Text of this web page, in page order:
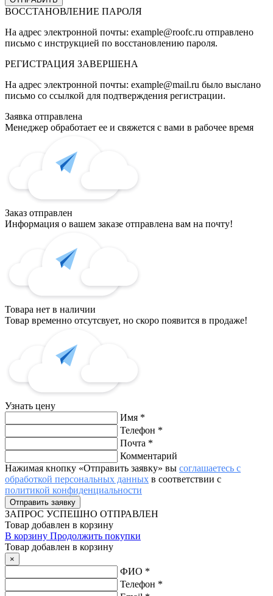
ВОССТАНОВЛЕНИЕ ПАРОЛЯ
На адрес электронной почты: example@roofc.ru отправлено
письмо с инструкцией по восстановлению пароля.
РЕГИСТРАЦИЯ ЗАВЕРШЕНА
На адрес электронной почты: example@mail.ru было выслано
письмо со ссылкой для подтверждения регистрации.
Заявка отправлена
Менеджер обработает ее и свяжется с вами в рабочее время
Заказ отправлен
Информация о вашем заказе отправлена вам на почту!
Товара нет в наличии
Товар временно отсутсвует, но скоро появится в продаже!
Узнать цену
Имя *
Телефон *
Почта *
Комментарий
Нажимая кнопку «Отправить заявку» вы соглашаетесь с
обработкой персональных данных в соответствии с
политикой конфиденциальности
ЗАПРОС УСПЕШНО ОТПРАВЛЕН
Товар добавлен в корзину
В корзину Продолжить покупки
Товар добавлен в корзину
×
ФИО *
Телефон *